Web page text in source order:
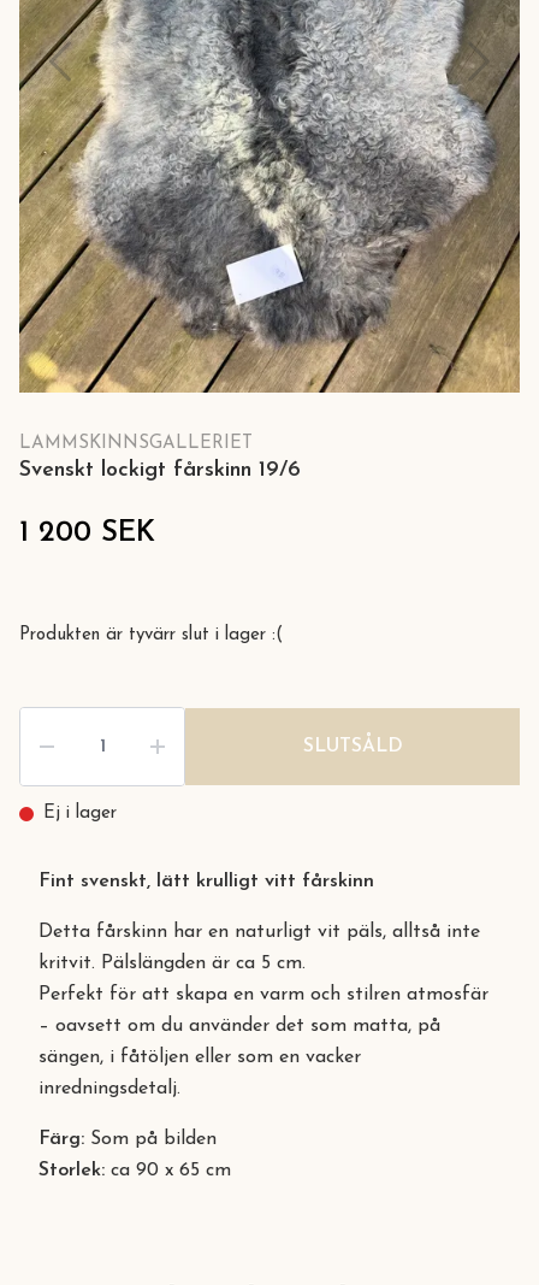
LAMMSKINNSGALLERIET
Svenskt lockigt fårskinn 19/6
1 200 SEK
Produkten är tyvärr slut i lager :(
SLUTSÅLD
Ej i lager
Fint svenskt, lätt krulligt vitt fårskinn
Detta fårskinn har en naturligt vit päls, alltså inte
kritvit. Pälslängden är ca 5 cm.
Perfekt för att skapa en varm och stilren atmosfär
– oavsett om du använder det som matta, på
sängen, i fåtöljen eller som en vacker
inredningsdetalj.
Färg: Som på bilden
Storlek: ca 90 x 65 cm